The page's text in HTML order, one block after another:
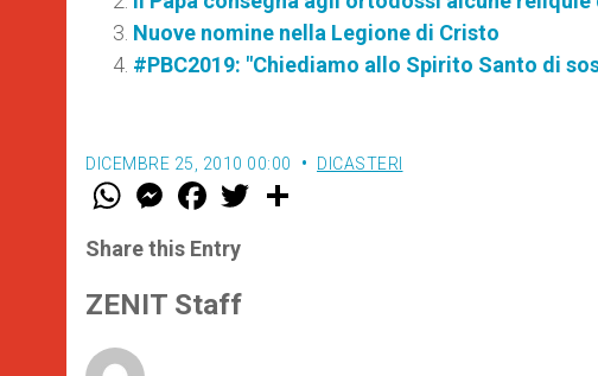
Nuove nomine nella Legione di Cristo
#PBC2019: "Chiediamo allo Spirito Santo di
DICEMBRE 25, 2010 00:00 DICASTERI
W
t
s
p
p
M
e
s
e
g
e
F
a
e
b
o
k
w
Share this Entry
ZENIT Staff